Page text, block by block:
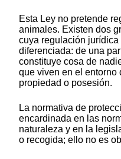
Esta Ley no pretende
animales. Existen dos
cuya regulación
diferenciada: de una
constituye cosa de
que viven en el entorno
propiedad o posesión.
La normativa de
encardinada en las
naturaleza y en la
o recogida; ello no es